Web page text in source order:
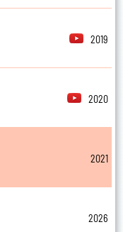
2019
2020
2021
2026